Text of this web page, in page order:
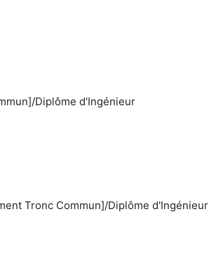
Diplôme d'Ingénieur
Tronc Commun]/Diplôme d'Ingénieur